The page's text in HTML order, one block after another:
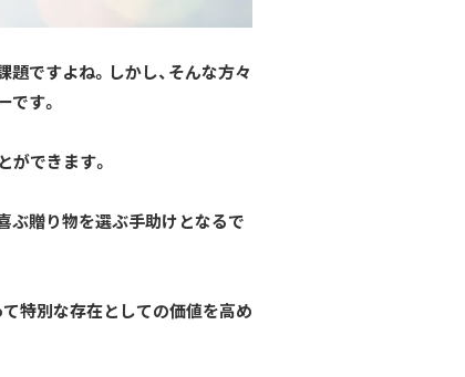
ですよね。 しかし、そんな方々
です。
できます。
ぶ贈り物を選ぶ手助けとなるで
特別な存在としての価値を高め